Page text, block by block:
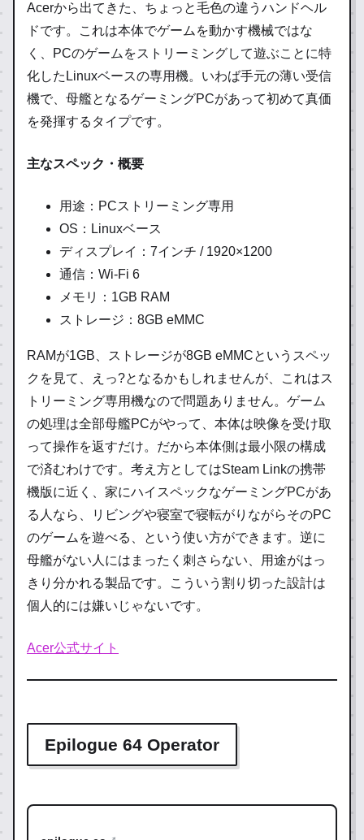
Acerから出てきた、ちょっと毛色の違うハンドヘル
ドです。これは本体でゲームを動かす機械ではな
く、PCのゲームをストリーミングして遊ぶことに特
化したLinuxベースの専用機。いわば手元の薄い受信
機で、母艦となるゲーミングPCがあって初めて真価
を発揮するタイプです。
主なスペック・概要
用途：PCストリーミング専用
OS：Linuxベース
ディスプレイ：7インチ / 1920×1200
通信：Wi-Fi 6
メモリ：1GB RAM
ストレージ：8GB eMMC
RAMが1GB、ストレージが8GB eMMCというスペッ
クを見て、えっ?となるかもしれませんが、これはス
トリーミング専用機なので問題ありません。ゲーム
の処理は全部母艦PCがやって、本体は映像を受け取
って操作を返すだけ。だから本体側は最小限の構成
で済むわけです。考え方としてはSteam Linkの携帯
機版に近く、家にハイスペックなゲーミングPCがあ
る人なら、リビングや寝室で寝転がりながらそのPC
のゲームを遊べる、という使い方ができます。逆に
母艦がない人にはまったく刺さらない、用途がはっ
きり分かれる製品です。こういう割り切った設計は
個人的には嫌いじゃないです。
Acer公式サイト
Epilogue 64 Operator